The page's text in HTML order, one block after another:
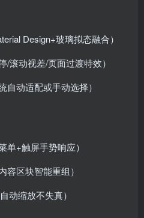
Design+玻璃拟态融合）
/滚动视差/页面过渡特效）
自动适配或手动选择）
单+触屏手势响应）
容区块智能重组）
动缩放不失真）